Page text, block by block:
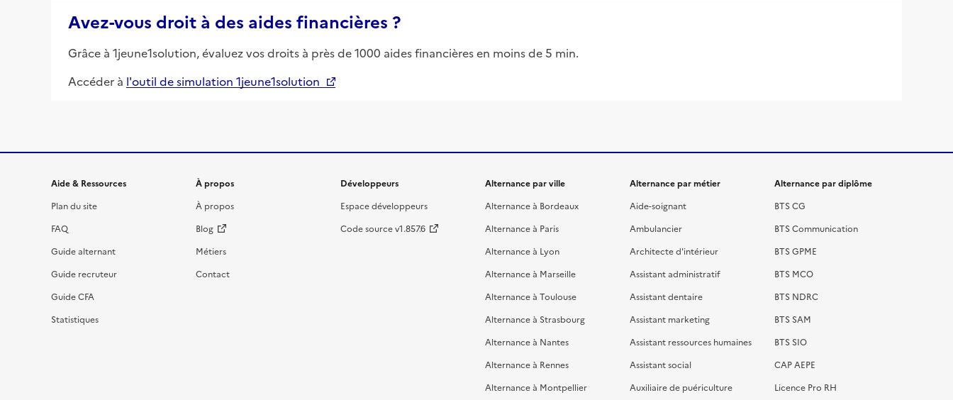
Avez-vous droit à des aides financières ?
Grâce à 1jeune1solution, évaluez vos droits à près de 1000 aides financières en moins de 5 min.
Accéder à l'outil de simulation 1jeune1solution
Informations et liens du site
Aide & Ressources
Plan du site
FAQ
Guide alternant
Guide recruteur
Guide CFA
Statistiques
À propos
À propos
Blog
Métiers
Contact
Développeurs
Espace développeurs
Code source v1.857.6
Alternance par ville
Alternance à Bordeaux
Alternance à Paris
Alternance à Lyon
Alternance à Marseille
Alternance à Toulouse
Alternance à Strasbourg
Alternance à Nantes
Alternance à Rennes
Alternance à Montpellier
Alternance par métier
Aide-soignant
Ambulancier
Architecte d'intérieur
Assistant administratif
Assistant dentaire
Assistant marketing
Assistant ressources humaines
Assistant social
Auxiliaire de puériculture
Alternance par diplôme
BTS CG
BTS Communication
BTS GPME
BTS MCO
BTS NDRC
BTS SAM
BTS SIO
CAP AEPE
Licence Pro RH